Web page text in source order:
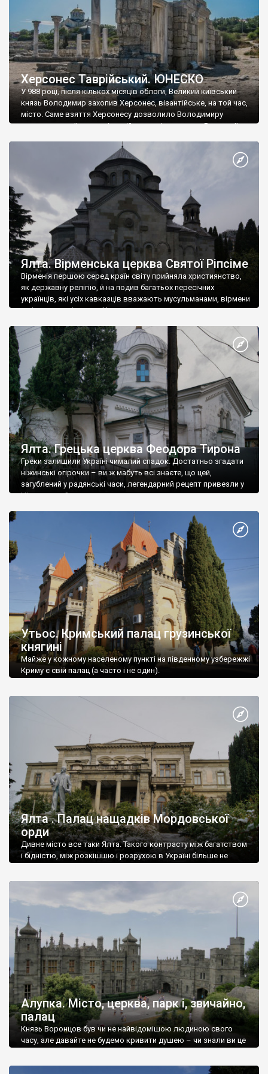
Херсонес Таврійський. ЮНЕСКО
У 988 році, після кількох місяців облоги, Великий київський
князь Володимир захопив Херсонес, візантійське, на той час,
місто. Саме взяття Херсонесу дозволило Володимиру
диктувати свої умови візантійському імператору Василю ІІ, та
Херсонесі Володимир-язичник, став Василем-християнином.
А потім було Хрещення Русі. На честь Херсонесу Таврійського
Ялта. Вірменська церква Святої Ріпсіме
Вірменія першою серед країн світу прийняла християнство,
як державну релігію, й на подив багатьох пересічних
українців, які усіх кавказців вважають мусульманами, вірмени
є відданими вірянами Христа
Ялта. Грецька церква Феодора Тирона
Греки залишили Україні чималий спадок. Достатньо згадати
ніжинські огірочки – ви ж мабуть всі знаєте, що цей,
загублений у радянські часи, легендарний рецепт привезли у
Ніжин греки?
Утьос. Кримський палац грузинської
княгині
Майже у кожному населеному пункті на південному узбережжі
Криму є свій палац (а часто і не один).
Ялта . Палац нащадків Мордовської
орди
Дивне місто все таки Ялта. Такого контрасту між багатством
і бідністю, між розкішшю і розрухою в Україні більше не
Алупка. Місто, церква, парк і, звичайно,
палац
Князь Воронцов був чи не найвідомішою людиною свого
часу, але давайте не будемо кривити душею – чи знали ви це